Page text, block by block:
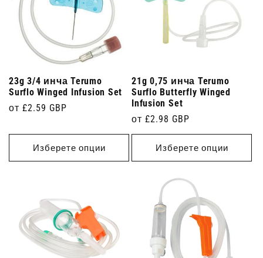
23g 3/4 инча Terumo
Surflo Winged Infusion Set
Редовна
от £2.59 GBP
Изберете опции
21g 0,75 инча Terumo
Surflo Butterfly Winged
Infusion Set
Редовна
цена
от £2.98 GBP
Изберете опции